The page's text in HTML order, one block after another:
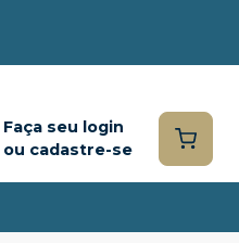
Faça seu login
ou cadastre-se